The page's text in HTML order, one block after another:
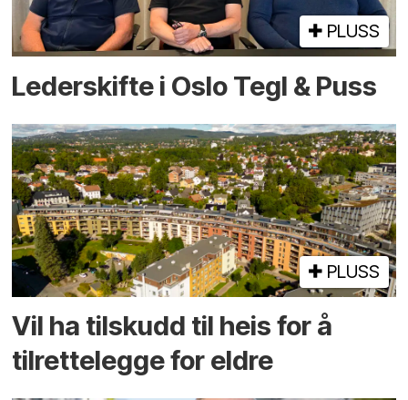
PLUSS
Lederskifte i Oslo Tegl & Puss
PLUSS
Vil ha tilskudd til heis for å
tilrettelegge for eldre